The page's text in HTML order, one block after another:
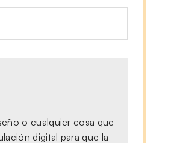
o cualquier cosa que
digital para que la